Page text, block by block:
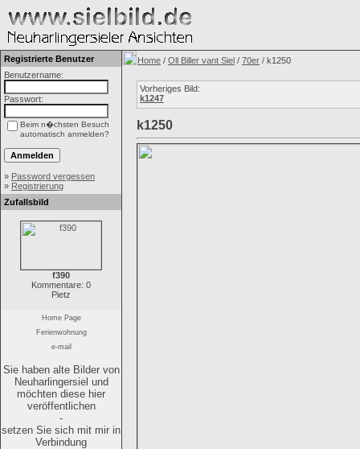
Registrierte Benutzer
Benutzername:
Passwort:
Beim n�chsten Besuch
automatisch anmelden?
» Password vergessen
» Registrierung
Zufallsbild
f390
Kommentare: 0
Pietz
Home Page
Ferienwohnung
e-mail
Sie haben alte Bilder von
Neuharlingersiel und
möchten diese hier
veröffentlichen
-
setzen Sie sich mit mir in
Verbindung
Home / Oll Biller vant Siel / 70er / k1250
Vorheriges Bild:
k1247
k1250